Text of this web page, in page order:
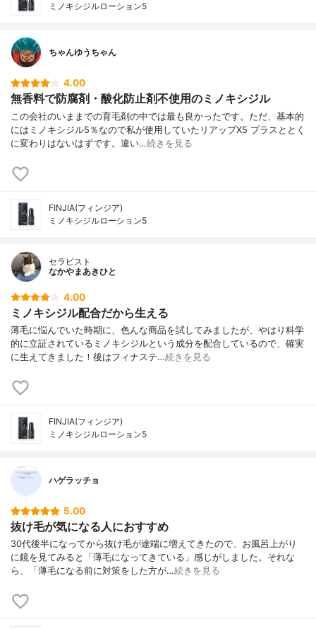
ミノキシジルローション5
ちゃんゆうちゃん
4.00
無香料で防腐剤・酸化防止剤不使用のミノキシジル
この会社のいままでの育毛剤の中では最も良かったです。ただ、基本的
にはミノキシジル5％なので私が使用していたリアップX5 プラスととく
に変わりはないはずです。違い…続きを見る
FINJIA(フィンジア)
ミノキシジルローション5
セラピスト
なかやまあきひと
4.00
ミノキシジル配合だから生える
薄毛に悩んでいた時期に、色んな商品を試してみましたが、やはり科学
的に立証されているミノキシジルという成分を配合しているので、確実
に生えてきました！後はフィナステ…続きを見る
FINJIA(フィンジア)
ミノキシジルローション5
ハゲラッチョ
5.00
抜け毛が気になる人におすすめ
30代後半になってから抜け毛が途端に増えてきたので、お風呂上がり
に鏡を見てみると「薄毛になってきている」感じがしました。それな
ら、「薄毛になる前に対策をした方が…続きを見る